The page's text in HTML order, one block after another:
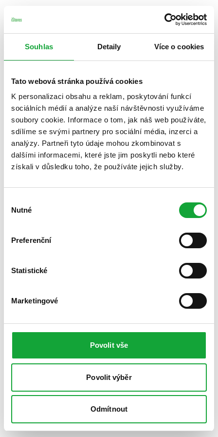
Souhlas Detaily Více o cookies
Tato webová stránka používá cookies
K personalizaci obsahu a reklam, poskytování funkcí
sociálních médií a analýze naší návštěvnosti využíváme
soubory cookie. Informace o tom, jak náš web používáte,
sdílíme se svými partnery pro sociální média, inzerci a
analýzy. Partneři tyto údaje mohou zkombinovat s
dalšími informacemi, které jste jim poskytli nebo které
získali v důsledku toho, že používáte jejich služby.
souhlasu
Nutné
Preferenční
Statistické
Marketingové
Povolit vše
Povolit výběr
Odmítnout